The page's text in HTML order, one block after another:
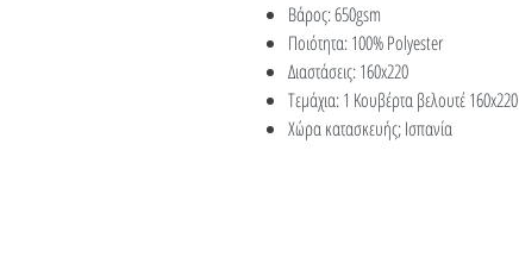
Βάρος: 650gsm
Ποιότητα: 100% Polyester
Διαστάσεις: 160x220
Τεμάχια: 1 Κουβέρτα βελουτέ 160x220
Χώρα κατασκευής; Ισπανία